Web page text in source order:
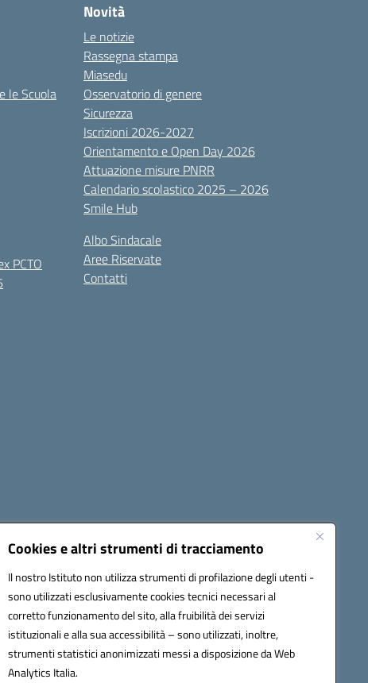
Cookies e altri strumenti di tracciamento
Il nostro Istituto non utilizza strumenti di profilazione degli utenti -
sono utilizzati esclusivamente cookies tecnici necessari al
corretto funzionamento del sito, alla fruibilità dei servizi
istituzionali e alla sua accessibilità – sono utilizzati, inoltre,
strumenti statistici anonimizzati messi a disposizione da Web
Analytics Italia.
le Scuola
PCTO
Novità
Le notizie
Rassegna stampa
Miasedu
Osservatorio di genere
Sicurezza
Iscrizioni 2026-2027
Orientamento e Open Day 2026
Attuazione misure PNRR
Calendario scolastico 2025 – 2026
Smile Hub
Albo Sindacale
Aree Riservate
Contatti